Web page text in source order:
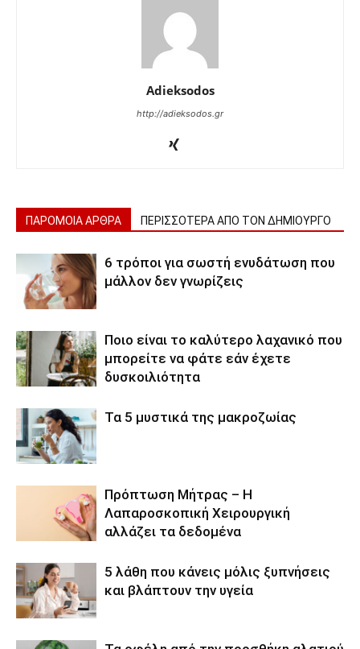
Adieksodos
http://adieksodos.gr
ΠΑΡΟΜΟΙΑ ΑΡΘΡΑ ΠΕΡΙΣΣΟΤΕΡΑ ΑΠΟ ΤΟΝ ΔΗΜΙΟΥΡΓΟ
6 τρόποι για σωστή ενυδάτωση που
μάλλον δεν γνωρίζεις
Ποιο είναι το καλύτερο λαχανικό που
μπορείτε να φάτε εάν έχετε
δυσκοιλιότητα
Τα 5 μυστικά της μακροζωίας
Πρόπτωση Μήτρας – Η
Λαπαροσκοπική Χειρουργική
αλλάζει τα δεδομένα
5 λάθη που κάνεις μόλις ξυπνήσεις
και βλάπτουν την υγεία